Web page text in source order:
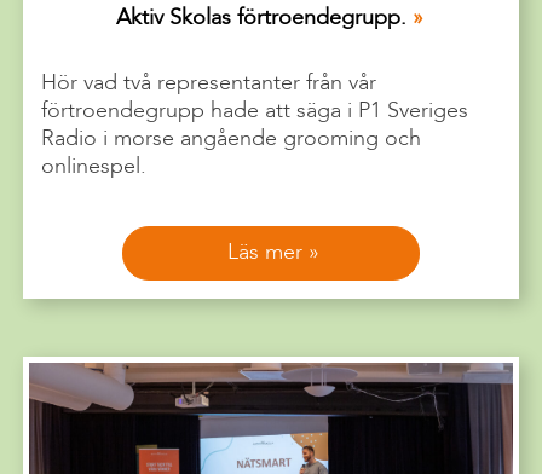
Aktiv Skolas förtroendegrupp.
Hör vad två representanter från vår
förtroendegrupp hade att säga i P1 Sveriges
Radio i morse angående grooming och
onlinespel.
Läs mer